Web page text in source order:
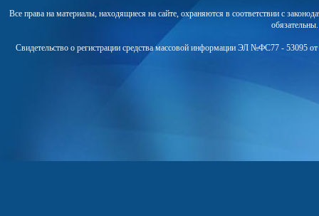
Все права на материалы, находящиеся на сайте, охраняются в соответствии с
Свидетельство о регистрации средства массовой информации ЭЛ №ФС77 - 53095